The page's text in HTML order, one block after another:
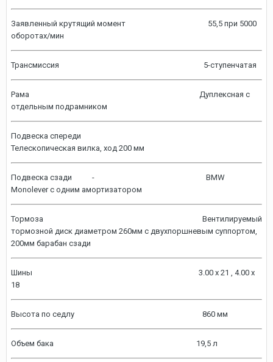
Заявленный крутящий момент 55,5 при 5000
оборотах/мин
Трансмиссия 5-ступенчатая
Рама Дуплексная с
отдельным подрамником
Подвеска спереди
Телескопическая вилка, ход 200 мм
Подвеска сзади - BMW
Monolever с одним амортизатором
Тормоза Вентилируемый
тормозной диск диаметром 260мм с двухпоршневым суппортом,
200мм барабан сзади
Шины 3.00 x 21 , 4.00 x
18
Высота по седлу 860 мм
Объем бака 19,5 л